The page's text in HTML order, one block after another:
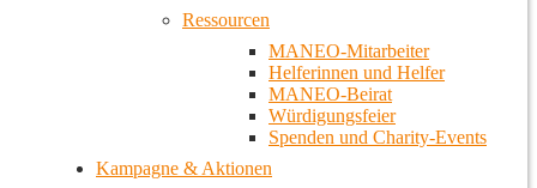
Ressourcen
MANEO-Mitarbeiter
Helferinnen und Helfer
MANEO-Beirat
Würdigungsfeier
Spenden und Charity-Events
Kampagne & Aktionen